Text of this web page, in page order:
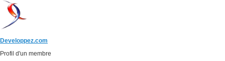
Developpez.com
Profil d'un membre